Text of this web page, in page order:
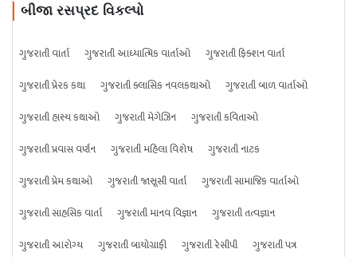
બીજા રસપ્રદ વિકલ્પો
ગુજરાતી વાર્તા ગુજરાતી આધ્યાત્મિક વાર્તાઓ
ગુજરાતી ફિક્શન વાર્તા
ગુજરાતી પ્રેરક કથા
ગુજરાતી ક્લાસિક નવલકથાઓ
ગુજરાતી બાળ વાર્તાઓ
ગુજરાતી હાસ્ય કથાઓ
ગુજરાતી મેગેઝિન
ગુજરાતી કવિતાઓ
ગુજરાતી પ્રવાસ વર્ણન
ગુજરાતી મહિલા વિશેષ
ગુજરાતી નાટક
ગુજરાતી પ્રેમ કથાઓ
ગુજરાતી જાસૂસી વાર્તા
ગુજરાતી સામાજિક વાર્તાઓ
ગુજરાતી સાહસિક વાર્તા
ગુજરાતી માનવ વિજ્ઞાન
ગુજરાતી તત્વજ્ઞાન
ગુજરાતી આરોગ્ય
ગુજરાતી બાયોગ્રાફી ગુજરાતી રેસીપી ગુજરાતી પત્ર